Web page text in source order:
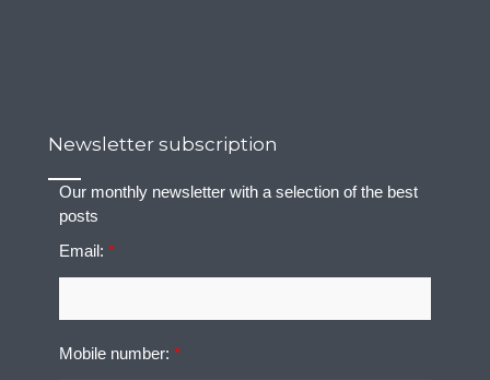
Newsletter subscription
Our monthly newsletter with a selection of the best
posts
Email:*
Mobile number:*